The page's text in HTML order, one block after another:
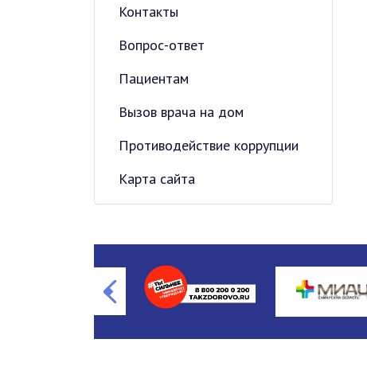
Контакты
Вопрос-ответ
Пациентам
Вызов врача на дом
Противодействие коррупции
Карта сайта